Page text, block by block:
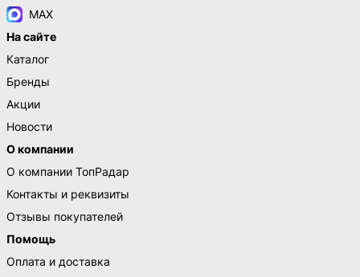
MAX
На сайте
Каталог
Бренды
Акции
Новости
О компании
О компании ТопРадар
Контакты и реквизиты
Отзывы покупателей
Помощь
Оплата и доставка